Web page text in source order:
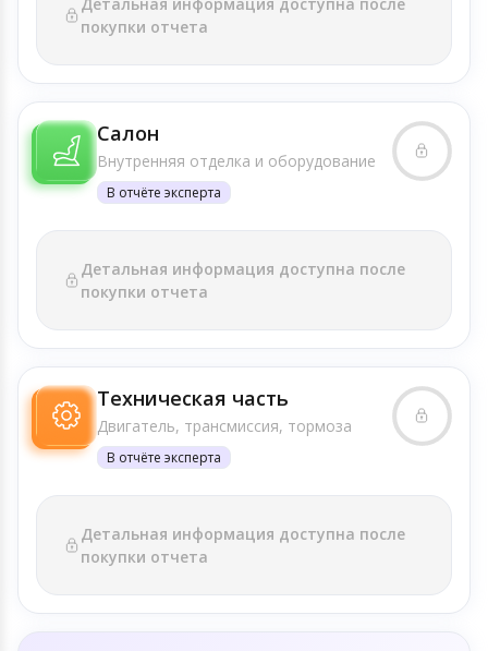
покупки отчета
Салон
Внутренняя отделка и оборудование
В отчёте эксперта
Детальная информация доступна после
покупки отчета
Техническая часть
Двигатель, трансмиссия, тормоза
В отчёте эксперта
Детальная информация доступна после
покупки отчета